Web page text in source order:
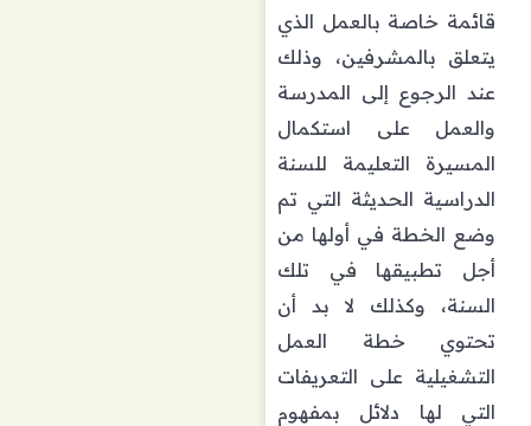
قائمة خاصة بالعمل الذي
يتعلق بالمشرفين، وذلك
عند الرجوع إلى المدرسة
والعمل على استكمال
المسيرة التعليمة للسنة
الدراسية الحديثة التي تم
وضع الخطة في أولها من
أجل تطبيقها في تلك
السنة، وكذلك لا بد أن
تحتوي خطة العمل
التشغيلية على التعريفات
التي لها دلائل بمفهوم